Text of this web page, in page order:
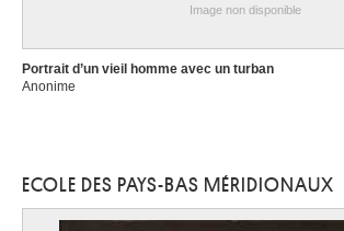
Image non disponible
Portrait d’un vieil homme avec un turban
Anonime
ECOLE DES PAYS-BAS MÉRIDIONAUX